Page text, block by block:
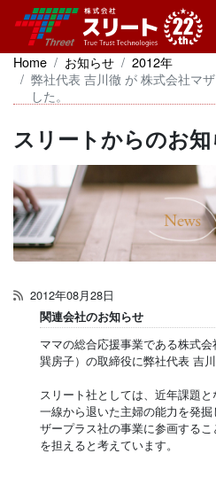
Home お知らせ
2012年
弊社代表 吉川徹 が 株式会社マ
した。
スリートからのお
2012年08月28日
関連会社のお知らせ
ママの総合応援事業である株式
巽房子）の取締役に弊社代表 吉
スリート社としては、近年課題
一線から退いた主婦の能力を発
ザープラス社の事業に参画する
を担えると考えています。